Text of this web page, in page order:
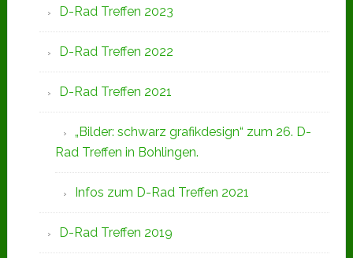
D-Rad Treffen 2023
D-Rad Treffen 2022
D-Rad Treffen 2021
„Bilder: schwarz grafikdesign“ zum 26. D-
Rad Treffen in Bohlingen.
Infos zum D-Rad Treffen 2021
D-Rad Treffen 2019